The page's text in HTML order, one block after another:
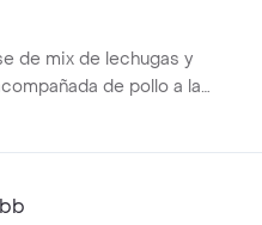
de mix de lechugas y
de pollo a la
rostizado, tomate chonto